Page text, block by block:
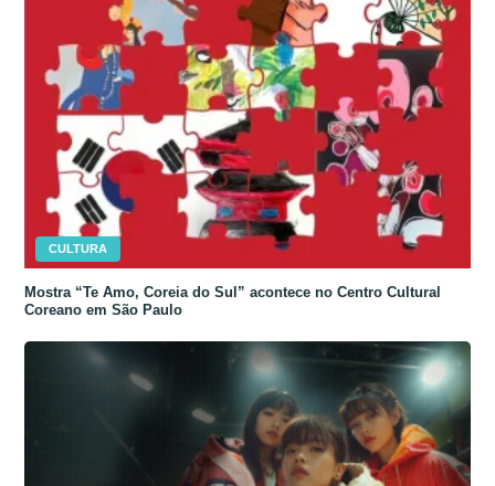
CULTURA
Mostra “Te Amo, Coreia do Sul” acontece no Centro Cultural
Coreano em São Paulo